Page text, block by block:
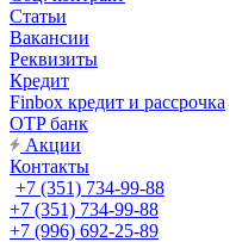
Статьи
Вакансии
Реквизиты
Кредит
Finbox кредит и рассрочка
OTP банк
Акции
Контакты
+7 (351) 734-99-88
+7 (351) 734-99-88
+7 (996) 692-25-89